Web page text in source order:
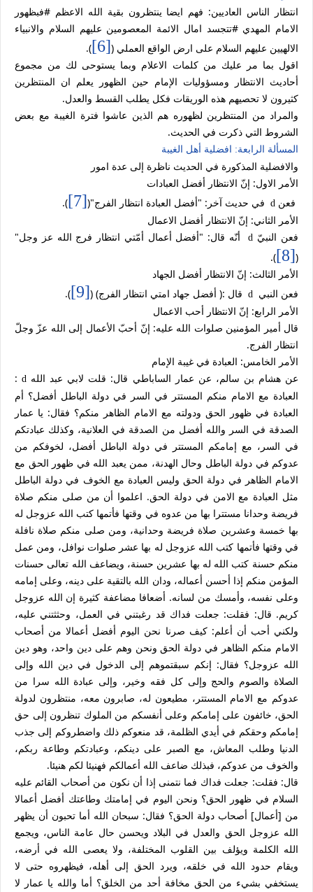
انتظار الناس العاديين: فهم ايضا ينتظرون بقية الله الاعظم #فبظهور
الامام المهدي #تتجسد امال الائمة المعصومين عليهم السلام والانبياء
الالهيين عليهم السلام على ارض الواقع العملي ([6]
).
اقول بما مر عليك من كلمات الاعلام وبما يستوحى لك من مجموع
أحاديث الانتظار ومسؤوليات الإمام حين الظهور يعلم ان المنتظرين
كثيرون لا تحصيهم هذه الوريقات فكل يطلب القسط والعدل.
والمراد من المنتظرين لظهوره هم الذين عاشوا فترة الغيبة مع بعض
الشروط التي ذكرت في الحديث.
المسألة الرابعة: افضلية أهل الغيبة
والافضلية المذكورة في الحديث ناظرة إلى عدة امور
الأمر الاول: إنّ الانتظار أفضل العبادات
فعن d في حديث آخر: "أفضل العبادة انتظار الفرج"([7]
).
الأمر الثاني: إنّ الانتظار أفضل الاعمال
فعن النبيّ d
أنّه قال: "أفضل أعمال أمّتي انتظار فرج الله عز وجل"
(
[8]
).
الأمر الثالث: إنّ الانتظار أفضل الجهاد
فعن النبي d قال :( أفضل جهاد امتي انتظار الفرج) ([9]
).
الأمر الرابع: إنّ الانتظار أحب الاعمال
قال أمير المؤمنين صلوات الله عليه: إنّ أحبّ الأعمال إلى الله عزّ وجلّ
انتظار الفرج.
الأمر الخامس: العبادة في غيبة الإمام
عن هشام بن سالم، عن عمار الساباطي قال: قلت لابي عبد الله d
:
العبادة مع الامام منكم المستتر في السر في دولة الباطل أفضل؟ أم
العبادة في ظهور الحق ودولته مع الامام الظاهر منكم؟ فقال: يا عمار
الصدقة في السر والله أفضل من الصدقة في العلانية، وكذلك عبادتكم
في السر، مع إمامكم المستتر في دولة الباطل أفضل، لخوفكم من
عدوكم في دولة الباطل وحال الهدنة، ممن يعبد الله في ظهور الحق مع
الامام الظاهر في دولة الحق وليس العبادة مع الخوف في دولة الباطل
مثل العبادة مع الامن في دولة الحق. اعلموا أن من صلى منكم صلاة
فريضة وحدانا مستترا بها من عدوه في وقتها فأتمها كتب الله عزوجل له
بها خمسة وعشرين صلاة فريضة وحدانية، ومن صلى منكم صلاة نافلة
في وقتها فأتمها كتب الله عزوجل له بها عشر صلوات نوافل، ومن عمل
منكم حسنة كتب الله له بها عشرين حسنة، ويضاعف الله تعالى حسنات
المؤمن منكم إذا أحسن أعماله، ودان الله بالتقية على دينه، وعلى إمامه
وعلى نفسه، وأمسك من لسانه. أضعافا مضاعفة كثيرة إن الله عزوجل
كريم. قال: فقلت: جعلت فداك قد رغبتني في العمل، وحثثتني عليه،
ولكني أحب أن أعلم: كيف صرنا نحن اليوم أفضل أعمالا من أصحاب
الامام منكم الظاهر في دولة الحق ونحن وهم على دين واحد، وهو دين
الله عزوجل؟ فقال: إنكم سبقتموهم إلى الدخول في دين الله وإلى
الصلاة والصوم والحج وإلى كل فقه وخير، وإلى عبادة الله سرا من
عدوكم مع الامام المستتر، مطيعون له، صابرون معه، منتظرون لدولة
الحق، خائفون على إمامكم وعلى أنفسكم من الملوك تنظرون إلى حق
إمامكم وحقكم في أيدي الظلمة، قد منعوكم ذلك واضطروكم إلى جذب
الدنيا وطلب المعاش، مع الصبر على دينكم، وعبادتكم وطاعة ربكم،
والخوف من عدوكم، فبذلك ضاعف الله أعمالكم فهنيئا لكم هنيئا.
قال: فقلت: جعلت فداك فما نتمنى إذا أن نكون من أصحاب القائم عليه
السلام في ظهور الحق؟ ونحن اليوم في إمامتك وطاعتك أفضل أعمالا
من [أعمال] أصحاب دولة الحق؟ فقال: سبحان الله أما تحبون أن يظهر
الله عزوجل الحق والعدل في البلاد ويحسن حال عامة الناس، ويجمع
الله الكلمة ويؤلف بين القلوب المختلفة، ولا يعصى الله في أرضه،
ويقام حدود الله في خلقه، ويرد الحق إلى أهله، فيظهروه حتى لا
يستخفي بشيء من الحق مخافة أحد من الخلق؟ أما والله يا عمار لا